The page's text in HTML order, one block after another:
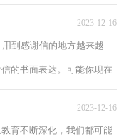
2023-12-16
到感谢信的地方越来越
的书面表达。可能你现在
2023-12-16
育不断深化，我们都可能